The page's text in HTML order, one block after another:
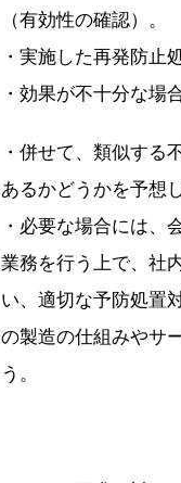
（有効性の確認）。
・実施した再発防止
・効果が不十分な場
・併せて、類似する
あるかどうかを予想
・必要な場合には、
業務を行う上で、社
い、適切な予防処置
の製造の仕組みやサ
う。